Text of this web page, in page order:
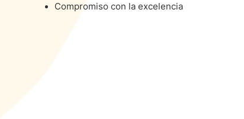
Compromiso con la excelencia